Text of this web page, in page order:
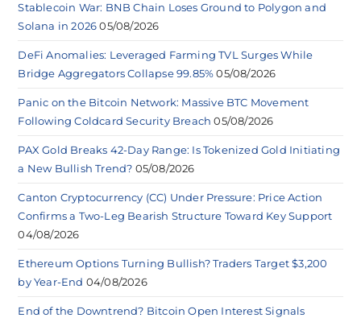
Stablecoin War: BNB Chain Loses Ground to Polygon and
Solana in 2026 05/08/2026
DeFi Anomalies: Leveraged Farming TVL Surges While
Bridge Aggregators Collapse 99.85% 05/08/2026
Panic on the Bitcoin Network: Massive BTC Movement
Following Coldcard Security Breach 05/08/2026
PAX Gold Breaks 42-Day Range: Is Tokenized Gold Initiating
a New Bullish Trend? 05/08/2026
Canton Cryptocurrency (CC) Under Pressure: Price Action
Confirms a Two-Leg Bearish Structure Toward Key Support
04/08/2026
Ethereum Options Turning Bullish? Traders Target $3,200
by Year-End 04/08/2026
End of the Downtrend? Bitcoin Open Interest Signals